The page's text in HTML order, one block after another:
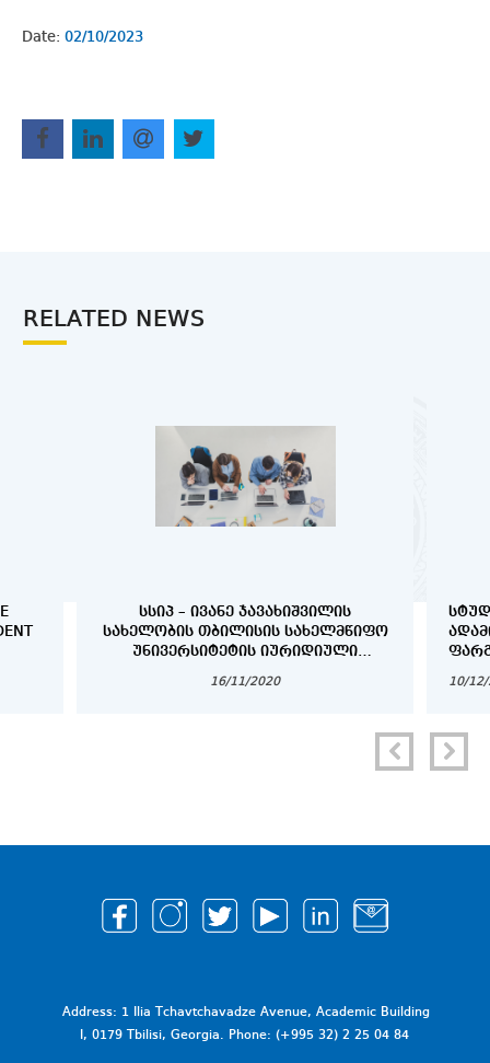
Date: 02/10/2023
RELATED NEWS
ᲡᲡᲘᲞ – ᲘᲕᲐᲜᲔ ᲯᲐᲕᲐᲮᲘᲨᲕᲘᲚᲘᲡ
ᲡᲐᲮᲔᲚᲝᲑᲘᲡ ᲗᲑᲘᲚᲘᲡᲘᲡ ᲡᲐᲮᲔᲚᲛᲬᲘᲤᲝ
ᲣᲜᲘᲕᲔᲠᲡᲘᲢᲔᲢᲘᲡ ᲘᲣᲠᲘᲓᲘᲣᲚᲘ
ᲨᲔᲛᲝᲓᲒᲝᲛᲘᲡ ᲡᲔᲛᲔᲡᲢᲠᲘᲡ ᲡᲢᲣᲓᲔᲜᲢᲗᲐ
16/11/2020 10/
Address: 1 Ilia Tchavtchavadze Avenue, Academic Building
I, 0179 Tbilisi, Georgia. Phone: (+995 32) 2 25 04 84